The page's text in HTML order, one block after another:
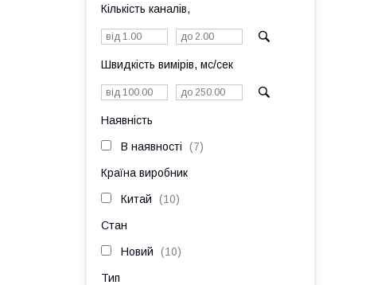
Кількість каналів,
Швидкість вимірів, мс/сек
Наявність
В наявності 7
Країна виробник
Китай 10
Стан
Новий 10
Тип